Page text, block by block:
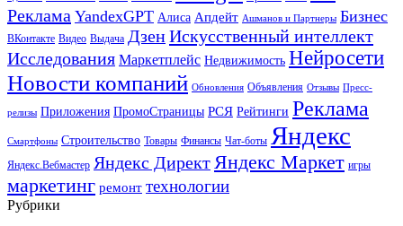
Реклама YandexGPT Алиса Апдейт Ашманов и Партнеры Бизнес
ВКонтакте Видео Выдача ДзенИскусственный интеллект
Исследования Маркетплейс Недвижимость Нейросети
Новости компаний Обновления Объявления Отзывы Пресс-
релизы Приложения ПромоСтраницы РСЯ Рейтинги Реклама
Смартфоны Строительство Товары Финансы Чат-боты Яндекс
Яндекс.Вебмастер Яндекс Директ Яндекс Маркет игры
маркетинг ремонт технологии
Рубрики